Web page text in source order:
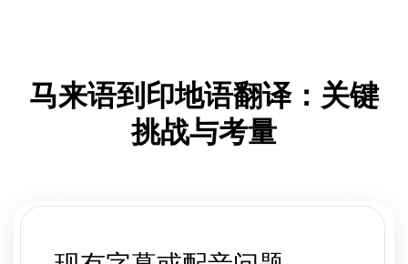
马来语到印地语翻译：关键
挑战与考量